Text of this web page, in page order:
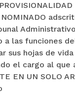
NOMINADO
a las funciones
sus hojas de
el cargo al que
EN UN SOLO